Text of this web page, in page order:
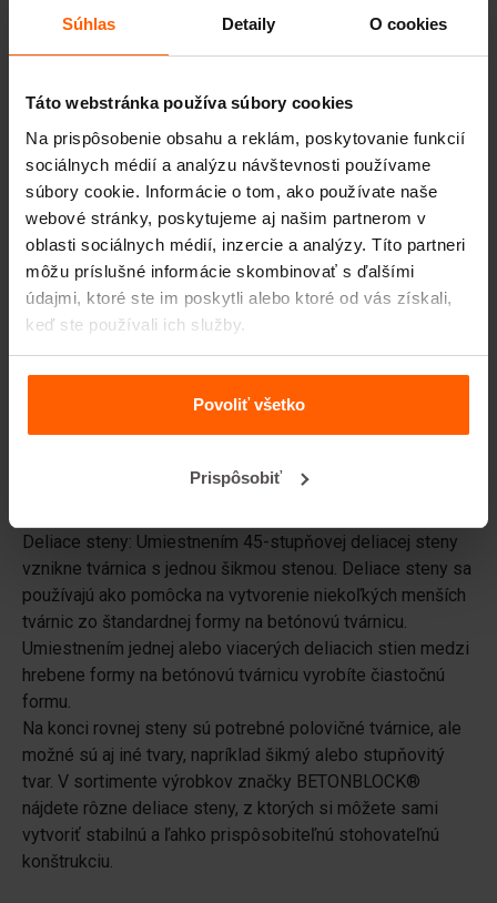
Súhlas Detaily O cookies
Táto webstránka používa súbory cookies
Na prispôsobenie obsahu a reklám, poskytovanie funkcií
sociálnych médií a analýzu návštevnosti používame
súbory cookie. Informácie o tom, ako používate naše
webové stránky, poskytujeme aj našim partnerom v
oblasti sociálnych médií, inzercie a analýzy. Títo partneri
môžu príslušné informácie skombinovať s ďalšími
údajmi, ktoré ste im poskytli alebo ktoré od vás získali,
keď ste používali ich služby.
Povoliť všetko
Prispôsobiť
Vrchné dosky
Manipulačné zariadenia
Príslušenstvo
Náhradné diely
Často kladené otázky
Z akého materiálu sú formy vyrobené?
Predáva Betonblock® betónové tvárnice?
Deliace steny: Umiestnením 45-stupňovej deliacej steny
vznikne tvárnica s jednou šikmou stenou. Deliace steny sa
používajú ako pomôcka na vytvorenie niekoľkých menších
tvárnic zo štandardnej formy na betónovú tvárnicu.
Umiestnením jednej alebo viacerých deliacich stien medzi
hrebene formy na betónovú tvárnicu vyrobíte čiastočnú
formu.
Na konci rovnej steny sú potrebné polovičné tvárnice, ale
možné sú aj iné tvary, napríklad šikmý alebo stupňovitý
tvar. V sortimente výrobkov značky BETONBLOCK®
nájdete rôzne deliace steny, z ktorých si môžete sami
vytvoriť stabilnú a ľahko prispôsobiteľnú stohovateľnú
konštrukciu.